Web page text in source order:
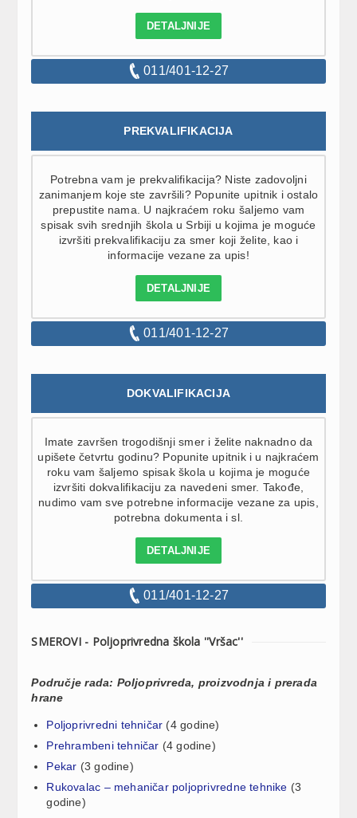
DETALJNIJE
011/401-12-27
PREKVALIFIKACIJA
Potrebna vam je prekvalifikacija? Niste zadovoljni
zanimanjem koje ste završili? Popunite upitnik i ostalo
prepustite nama. U najkraćem roku šaljemo vam
spisak svih srednjih škola u Srbiji u kojima je moguće
izvršiti prekvalifikaciju za smer koji želite, kao i
informacije vezane za upis!
DETALJNIJE
011/401-12-27
DOKVALIFIKACIJA
Imate završen trogodišnji smer i želite naknadno da
upišete četvrtu godinu? Popunite upitnik i u najkraćem
roku vam šaljemo spisak škola u kojima je moguće
izvršiti dokvalifikaciju za navedeni smer. Takođe,
nudimo vam sve potrebne informacije vezane za upis,
potrebna dokumenta i sl.
DETALJNIJE
011/401-12-27
SMEROVI - Poljoprivredna škola ''Vršac''
Područje rada: Poljoprivreda, proizvodnja i prerada
hrane
Poljoprivredni tehničar (4 godine)
Prehrambeni tehničar (4 godine)
Pekar (3 godine)
Rukovalac – mehaničar poljoprivredne tehnike (3
godine)